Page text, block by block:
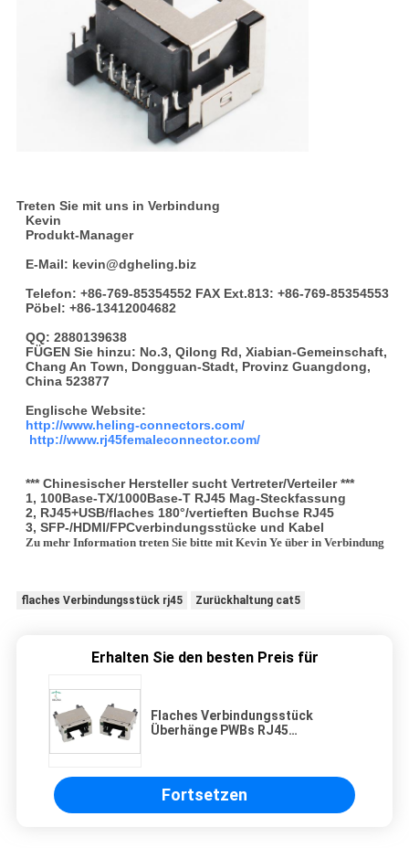
Treten Sie mit uns in Verbindung
Kevin
Produkt-Manager
E-Mail: kevin@dgheling.biz
Telefon: +86-769-85354552 FAX Ext.813: +86-769-85354553
Pöbel: +86-13412004682
QQ: 2880139638
FÜGEN Sie hinzu: No.3, Qilong Rd, Xiabian-Gemeinschaft,
Chang An Town, Dongguan-Stadt, Provinz Guangdong,
China 523877
Englische Website:
http://www.heling-connectors.com/
http://www.rj45femaleconnector.com/
*** Chinesischer Hersteller sucht Vertreter/Verteiler ***
1, 100Base-TX/1000Base-T RJ45 Mag-Steckfassung
2, RJ45+USB/flaches 180°/vertieften Buchse RJ45
3, SFP-/HDMI/FPCverbindungsstücke und Kabel
Zu mehr Information treten Sie bitte mit Kevin Ye über in Verbindung
flaches Verbindungsstück rj45 Zurückhaltung cat5
Erhalten Sie den besten Preis für
Flaches Verbindungsstück
Überhänge PWBs RJ45
Fortsetzen